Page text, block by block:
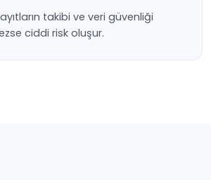
takibi ve veri güvenliği
ciddi risk oluşur.